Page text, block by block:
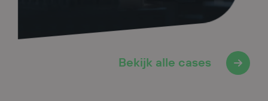
Bekijk alle cases